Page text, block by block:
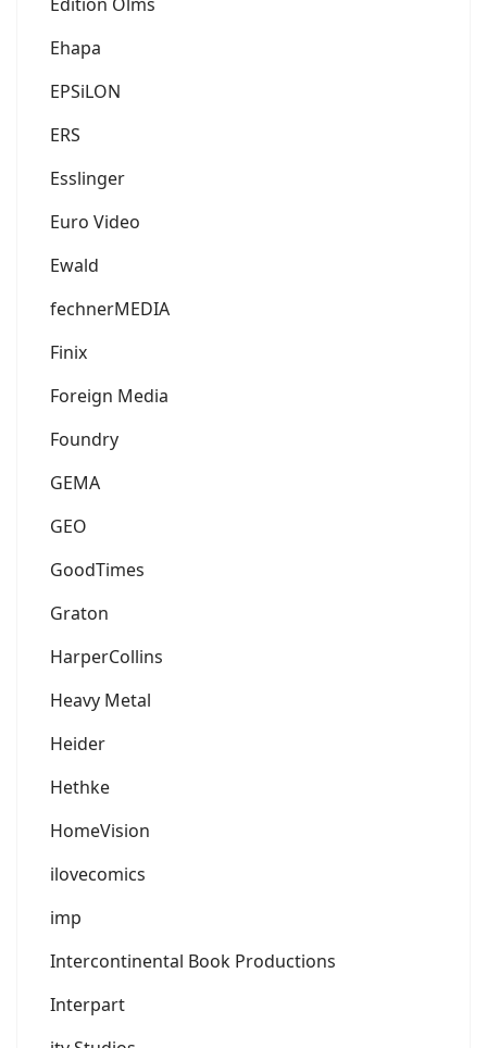
Ehapa
EPSiLON
ERS
Esslinger
Euro Video
Ewald
fechnerMEDIA
Finix
Foreign Media
Foundry
GEMA
GEO
GoodTimes
Graton
HarperCollins
Heavy Metal
Heider
Hethke
HomeVision
ilovecomics
imp
Intercontinental Book Productions
Interpart